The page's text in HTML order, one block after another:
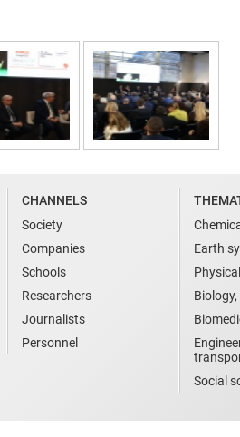
CHANNELS
Society
Companies
Schools
Researchers
Journalists
Personnel
Earth
Social